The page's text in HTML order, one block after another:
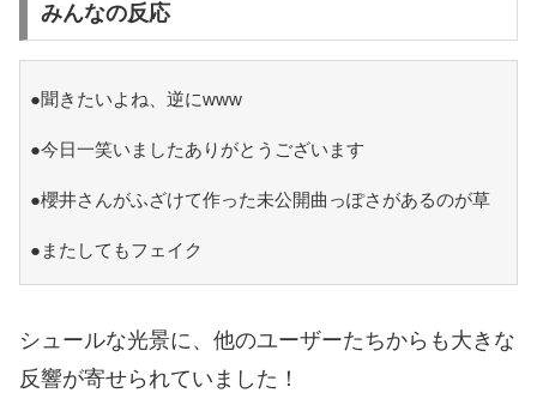
みんなの反応
●聞きたいよね、逆にwww
●今日一笑いましたありがとうございます
●櫻井さんがふざけて作った未公開曲っぽさがあるのが草
●またしてもフェイク
シュールな光景に、他のユーザーたちからも大きな
反響が寄せられていました！